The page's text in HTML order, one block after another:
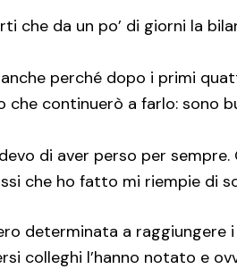
che da un po’ di giorni la
perché dopo i primi
continuerò a farlo: sono
di aver perso per
che ho fatto mi riempie di
determinata a
colleghi l’hanno notato e